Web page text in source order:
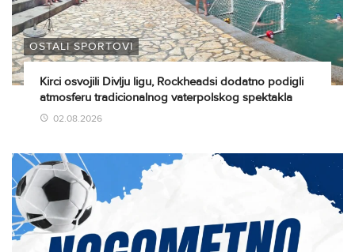
OSTALI SPORTOVI
Kirci osvojili Divlju ligu, Rockheadsi dodatno podigli
atmosferu tradicionalnog vaterpolskog spektakla
02.08.2026